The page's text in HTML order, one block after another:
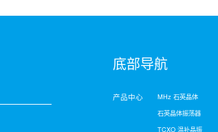
底部导航
产品中心 MHz 石英晶体
石英晶体振荡器
TCXO 温补晶振